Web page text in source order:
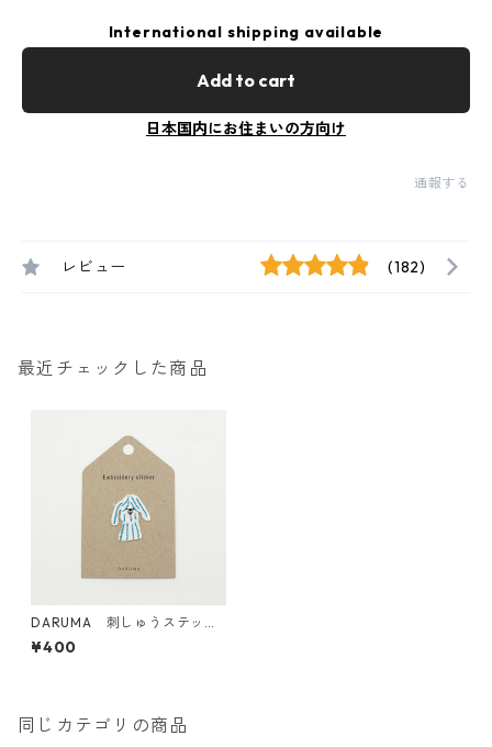
International shipping available
Add to cart
日本国内にお住まいの方向け
通報する
レビュー (182)
最近チェックした商品
DARUMA 刺しゅうステッカ
ー <21 Floppy フロッピー>
¥400
同じカテゴリの商品